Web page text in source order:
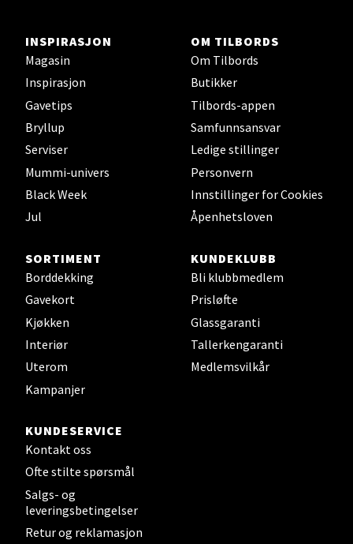
INSPIRASJON
Magasin
Inspirasjon
Gavetips
Bryllup
Serviser
Mummi-univers
Black Week
Jul
OM TILBORDS
Om Tilbords
Butikker
Tilbords-appen
Samfunnsansvar
Ledige stillinger
Personvern
Innstillinger for Cookies
Åpenhetsloven
SORTIMENT
Borddekking
Gavekort
Kjøkken
Interiør
Uterom
Kampanjer
KUNDEKLUBB
Bli klubbmedlem
Prisløfte
Glassgaranti
Tallerkengaranti
Medlemsvilkår
KUNDESERVICE
Kontakt oss
Ofte stilte spørsmål
Salgs- og
leveringsbetingelser
Retur og reklamasjon
Storgata 6, 2050 Jessheim
Åpent i dag 10-19
0 i butikk
Kristiansand - Thon
Barstølveien 31, 4636 Kristiansand
Åpent i dag 10-19
0 i butikk
Fredrikstad - Torvbyen
Brochsgate 8, 1607 Fredrikstad
Åpent i dag 10-18
0 i butikk